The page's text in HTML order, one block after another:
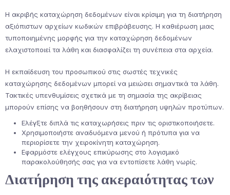
Η ακριβής καταχώρηση δεδομένων είναι κρίσιμη για τη διατήρηση
αξιόπιστων αρχείων κωδικών επιβράβευσης. Η καθιέρωση μιας
τυποποιημένης μορφής για την καταχώρηση δεδομένων
ελαχιστοποιεί τα λάθη και διασφαλίζει τη συνέπεια στα αρχεία.
Η εκπαίδευση του προσωπικού στις σωστές τεχνικές
καταχώρησης δεδομένων μπορεί να μειώσει σημαντικά τα λάθη.
Τακτικές υπενθυμίσεις σχετικά με τη σημασία της ακρίβειας
μπορούν επίσης να βοηθήσουν στη διατήρηση υψηλών προτύπων.
Ελέγξτε διπλά τις καταχωρήσεις πριν τις οριστικοποιήσετε.
Χρησιμοποιήστε αναδυόμενα μενού ή πρότυπα για να
περιορίσετε την χειροκίνητη καταχώρηση.
Εφαρμόστε ελέγχους επικύρωσης στο λογισμικό
παρακολούθησής σας για να εντοπίσετε λάθη νωρίς.
Διατήρηση της ακεραιότητας των